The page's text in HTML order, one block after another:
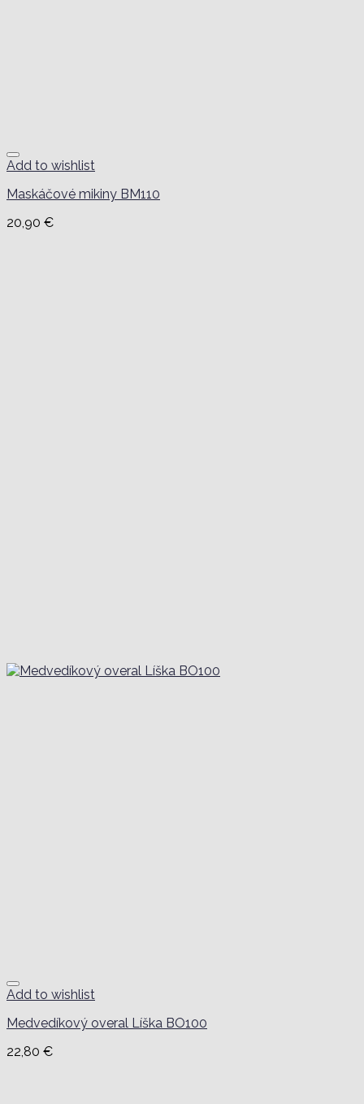
Add to wishlist
Maskáčové mikiny BM110
20,90 €
Add to wishlist
Medvedíkový overal Líška BO100
22,80 €